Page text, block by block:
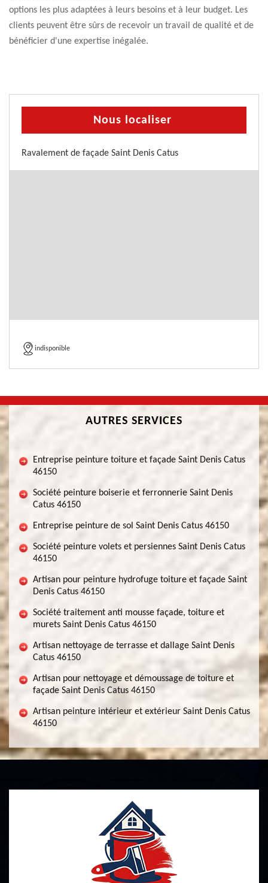
options les plus adaptées à leurs besoins et à leur budget. Les
clients peuvent être sûrs de recevoir un travail de qualité et de
bénéficier d'une expertise inégalée.
Nous localiser
Ravalement de façade Saint Denis Catus
indisponible
AUTRES SERVICES
Entreprise peinture toiture et façade Saint Denis Catus
46150
Société peinture boiserie et ferronnerie Saint Denis
Catus 46150
Entreprise peinture de sol Saint Denis Catus 46150
Société peinture volets et persiennes Saint Denis Catus
46150
Artisan pour peinture hydrofuge toiture et façade Saint
Denis Catus 46150
Société traitement anti mousse façade, toiture et
murets Saint Denis Catus 46150
Artisan nettoyage de terrasse et dallage Saint Denis
Catus 46150
Artisan pour nettoyage et démoussage de toiture et
façade Saint Denis Catus 46150
Artisan peinture intérieur et extérieur Saint Denis Catus
46150